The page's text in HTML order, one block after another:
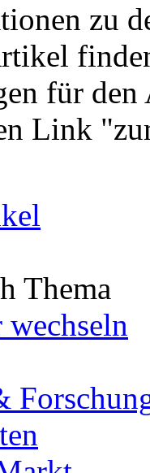
zu
für
Link
Thema